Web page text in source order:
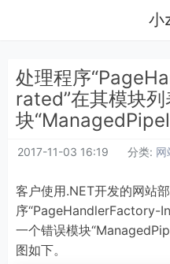
小
处理程序
rated”在其模块
块
2017-11-03 16:19 分类: 网
客户使用.NET开发的网站
序“PageHandlerFactory-
一个错误模块
图如下。